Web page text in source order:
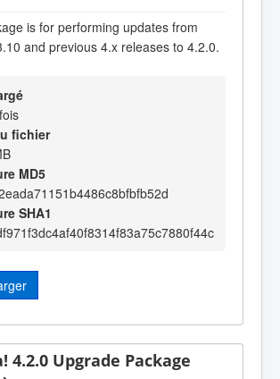
is for performing updates from
and previous 4.x releases to 4.2.0.
fichier
MD5
SHA1
4.2.0 Upgrade Package